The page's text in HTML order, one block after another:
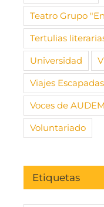
la exposición
Alcañiz: “Una
con Mario
Teatro Grupo
Tertulias
Universidad
Viajes Escapadas
Voces de
Voluntariado
Etiquetas